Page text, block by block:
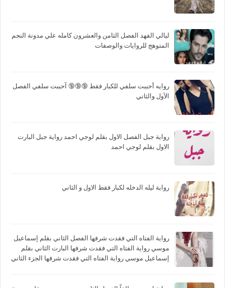
ليالي الفهد الفصل الثامن والعشرون كامله علي مدونة النجم
المتوهج للروايات والوصفات
روايه أحببت سلفي للكبار فقط 🔞🔞🔞 آحببت سلفي الفصل
الآول والثاني
رواية جبل الفصل الاول بقلم لوجي احمد رواية جبل البارت
الاول بقلم لوجي احمد
رواية ليله الدخله لكبار فقط الاول و الثاني
رواية الفتاه التي فقدت شرفها الفصل الثاني بقلم إسماعيل
موسي رواية الفتاه التي فقدت شرفها البارت الثاني بقلم
إسماعيل موسي رواية الفتاه التي فقدت شرفها الجزء الثاني